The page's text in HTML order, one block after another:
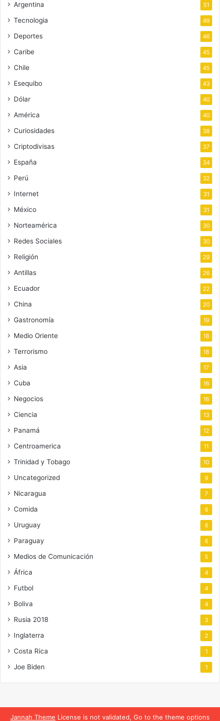
Jannah Theme License is not validated, Go to the theme options
Argentina 51
Tecnologia 49
Deportes 46
Caribe 45
Chile 45
Esequibo 43
Dólar 40
América 40
Curiosidades 38
Criptodivisas 37
España 34
Perú 32
Internet 31
México 31
Norteamérica 30
Redes Sociales 30
Religión 29
Antillas 26
Ecuador 22
China 20
Gastronomía 19
Medio Oriente 18
Terrorismo 18
Asia 17
Cuba 16
Negocios 16
Ciencia 13
Panamá 12
Centroamerica 11
Trinidad y Tobago 10
Uncategorized 9
Nicaragua 7
Comida 6
Uruguay 6
Paraguay 6
Medios de Comunicación 5
África 4
Futbol 4
Boliva 4
Rusia 2018 3
Inglaterra 2
Costa Rica 1
Joe Biden 1